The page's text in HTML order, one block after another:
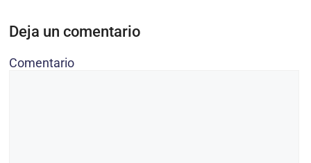
Deja un comentario
Comentario